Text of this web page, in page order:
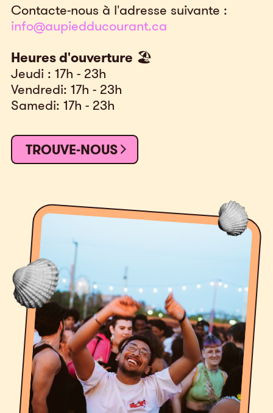
Contacte-nous à l'adresse suivante :
info@aupiedducourant.ca
Heures d'ouverture 🏖️
Jeudi : 17h - 23h
Vendredi: 17h - 23h
Samedi: 17h - 23h
TROUVE-NOUS